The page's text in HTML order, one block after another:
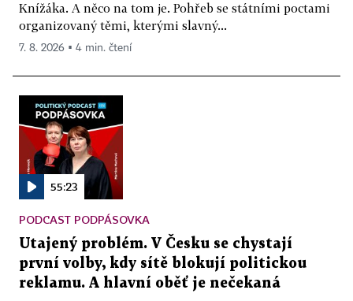
Knížáka. A něco na tom je. Pohřeb se státními poctami
organizovaný těmi, kterými slavný...
7. 8. 2026 ▪ 4 min. čtení
55:23
PODCAST PODPÁSOVKA
Utajený problém. V Česku se chystají
první volby, kdy sítě blokují politickou
reklamu. A hlavní oběť je nečekaná